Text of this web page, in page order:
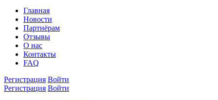
Главная
Новости
Партнёрам
Отзывы
О нас
Контакты
FAQ
Регистрация Войти
Регистрация Войти